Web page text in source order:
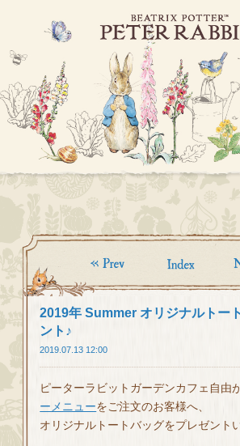
2019年 Summer オリジナルトー
ント♪
2019.07.13 12:00
ピーターラビットガーデンカフェ自由
ーメニューをご注文のお客様へ、
オリジナルトートバッグをプレゼント